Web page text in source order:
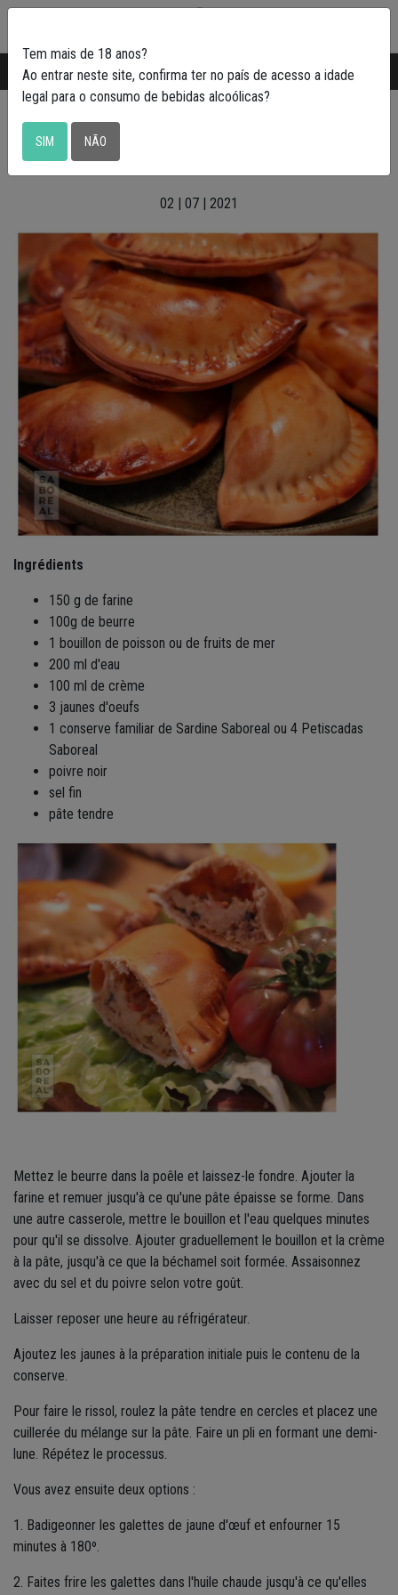
Transporte gratuito em Portugal a partir de50€
Rissóis de Sardines
02 | 07 | 2021
Ingrédients
150 g de farine
100g de beurre
1 bouillon de poisson ou de fruits de mer
200 ml d'eau
100 ml de crème
3 jaunes d'oeufs
1 conserve familiar de Sardine Saboreal ou 4 Petiscadas
Saboreal
poivre noir
sel fin
pâte tendre
Mettez le beurre dans la poêle et laissez-le fondre. Ajouter la
farine et remuer jusqu'à ce qu'une pâte épaisse se forme. Dans
une autre casserole, mettre le bouillon et l'eau quelques minutes
pour qu'il se dissolve. Ajouter graduellement le bouillon et la crème
à la pâte, jusqu'à ce que la béchamel soit formée. Assaisonnez
avec du sel et du poivre selon votre goût.
Laisser reposer une heure au réfrigérateur.
Ajoutez les jaunes à la préparation initiale puis le contenu de la
conserve.
Pour faire le rissol, roulez la pâte tendre en cercles et placez une
cuillerée du mélange sur la pâte. Faire un pli en formant une demi-
lune. Répétez le processus.
Vous avez ensuite deux options :
1. Badigeonner les galettes de jaune d'œuf et enfourner 15
minutes à 180º.
2. Faites frire les galettes dans l'huile chaude jusqu'à ce qu'elles
Tem mais de 18 anos?
Ao entrar neste site, confirma ter no país de acesso a idade
legal para o consumo de bebidas alcoólicas?
SIM NÃO